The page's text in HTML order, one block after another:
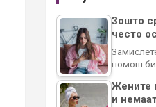
Зошто
често
помош
Жените
и